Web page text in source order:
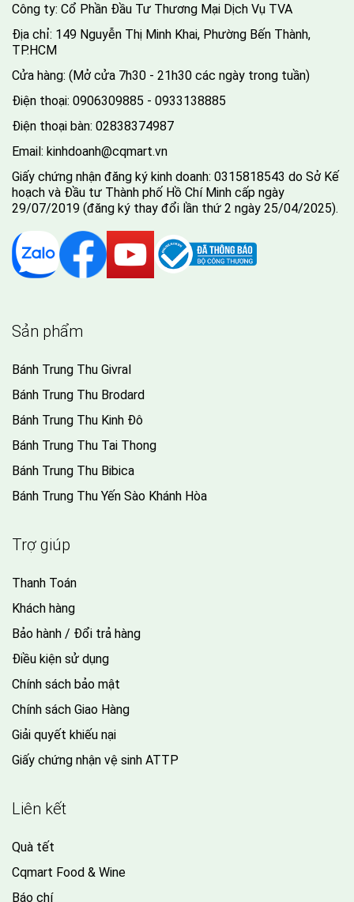
Công ty: Cổ Phần Đầu Tư Thương Mại Dịch Vụ TVA
Địa chỉ: 149 Nguyễn Thị Minh Khai, Phường Bến Thành,
TP.HCM
Cửa hàng: (Mở cửa 7h30 - 21h30 các ngày trong tuần)
Điện thoại: 0906309885 - 0933138885
Điện thoại bàn: 02838374987
Email: kinhdoanh@cqmart.vn
Giấy chứng nhận đăng ký kinh doanh: 0315818543 do Sở Kế
hoạch và Đầu tư Thành phố Hồ Chí Minh cấp ngày
29/07/2019 (đăng ký thay đổi lần thứ 2 ngày 25/04/2025).
Sản phẩm
Bánh Trung Thu Givral
Bánh Trung Thu Brodard
Bánh Trung Thu Kinh Đô
Bánh Trung Thu Tai Thong
Bánh Trung Thu Bibica
Bánh Trung Thu Yến Sào Khánh Hòa
Trợ giúp
Thanh Toán
Khách hàng
Bảo hành / Đổi trả hàng
Điều kiện sử dụng
Chính sách bảo mật
Chính sách Giao Hàng
Giải quyết khiếu nại
Giấy chứng nhận vệ sinh ATTP
Liên kết
Quà tết
Cqmart Food & Wine
Báo chí